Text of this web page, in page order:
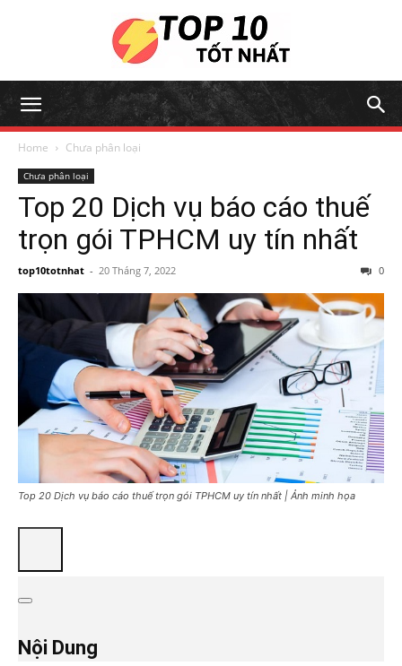
Home Chưa phân loại
Chưa phân loại
Top 20 Dịch vụ báo cáo thuế
trọn gói TPHCM uy tín nhất
top10totnhat - 20 Tháng 7, 2022 0
Top 20 Dịch vụ báo cáo thuế trọn gói TPHCM uy tín nhất | Ảnh minh họa
Nội Dung